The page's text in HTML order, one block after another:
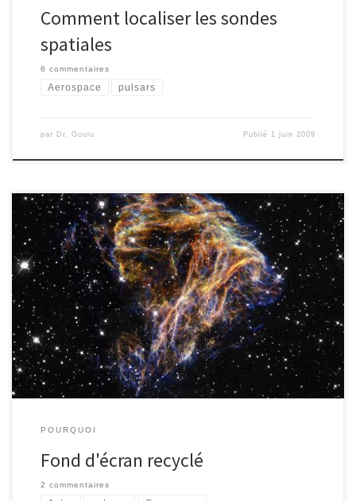
Comment localiser les sondes
spatiales
6 commentaires
Aerospace pulsars
par Dr. Goulu Publié 1 juin 2009
Mon nouveau fond d’écran est cette superbe image de la NASA :
« Celestial Fireworks »: Il s’agit des restes d’une étoile qui a
explosé en supernova, ajoutant un point dans le ciel de nos
ancêtres alors qu’ils taillaient des silex. Comme on le voit, les gaz
expulsés par l’étoile ont perdu la jolie […]
POURQUOI
Fond d'écran recyclé
2 commentaires